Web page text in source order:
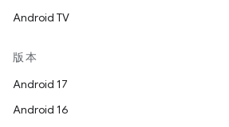
Android TV
版本
Android 17
Android 16